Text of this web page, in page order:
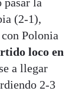
(2-1),
Polonia
loco en
a llegar
2-3